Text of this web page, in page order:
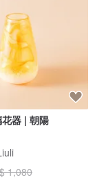
器 | 朝陽
1,080